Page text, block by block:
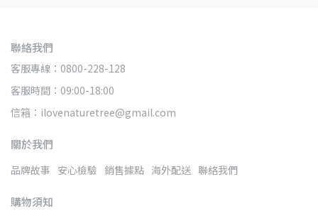
聯絡我們
客服專線：0800-228-128
客服時間：09:00-18:00
信箱：ilovenaturetree@gmail.com
關於我們
品牌故事 安心檢驗 銷售據點 海外配送 聯絡我們
購物須知